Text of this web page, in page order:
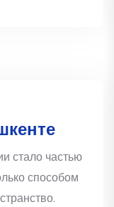
стало частью
способом